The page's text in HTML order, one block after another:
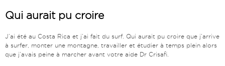
Qui aurait pu croire
J’ai été au Costa Rica et j’ai fait du surf. Qui aurait pu croire que j’arrive
à surfer, monter une montagne, travailler et étudier à temps plein alors
que j’avais peine à marcher avant votre aide Dr Crisafi.